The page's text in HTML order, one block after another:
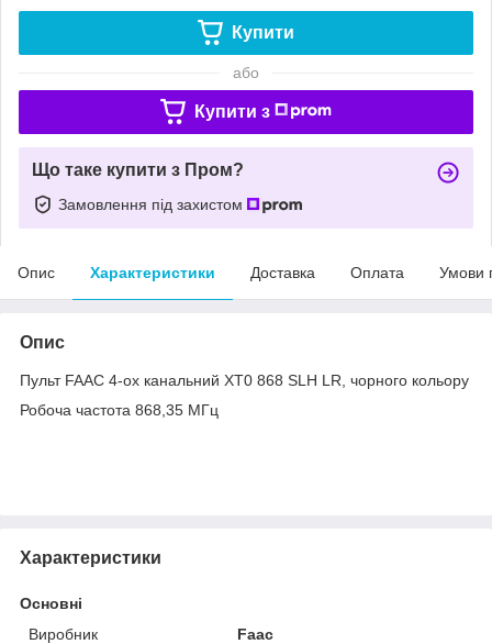
Купити
або
Купити з
Що таке купити з Пром?
Замовлення під захистом
Опис Характеристики Доставка Оплата Умови
Опис
Пульт FAAC 4-ох канальний XT0 868 SLH LR, чорного кольору
Робоча частота 868,35 МГц
Характеристики
Основні
Виробник
Faac